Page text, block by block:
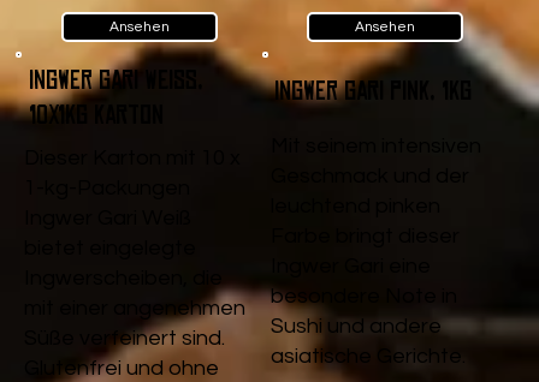
Ansehen Ansehen
Ingwer Gari Weiß,
10x1kg Karton
Ingwerscheiben, die
mit einer angenehmen
Süße verfeinert sind.
Glutenfrei und ohne
Ingwer Gari pink, 1kg
besondere Note in
Sushi und andere
asiatische Gerichte.